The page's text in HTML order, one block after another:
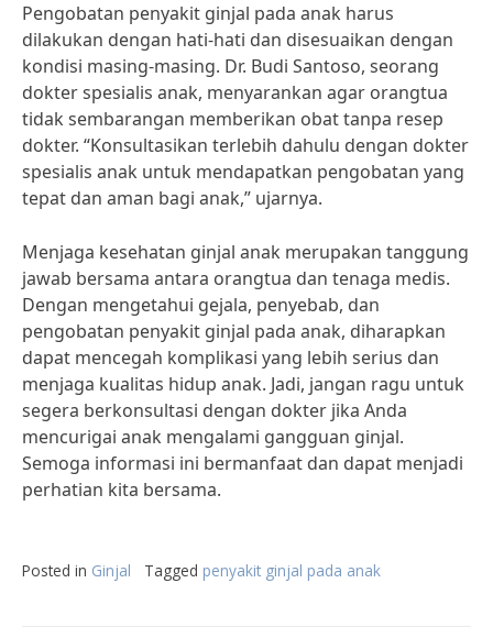
Pengobatan penyakit ginjal pada anak harus
dilakukan dengan hati-hati dan disesuaikan dengan
kondisi masing-masing. Dr. Budi Santoso, seorang
dokter spesialis anak, menyarankan agar orangtua
tidak sembarangan memberikan obat tanpa resep
dokter. “Konsultasikan terlebih dahulu dengan dokter
spesialis anak untuk mendapatkan pengobatan yang
tepat dan aman bagi anak,” ujarnya.
Menjaga kesehatan ginjal anak merupakan tanggung
jawab bersama antara orangtua dan tenaga medis.
Dengan mengetahui gejala, penyebab, dan
pengobatan penyakit ginjal pada anak, diharapkan
dapat mencegah komplikasi yang lebih serius dan
menjaga kualitas hidup anak. Jadi, jangan ragu untuk
segera berkonsultasi dengan dokter jika Anda
mencurigai anak mengalami gangguan ginjal.
Semoga informasi ini bermanfaat dan dapat menjadi
perhatian kita bersama.
Posted in Ginjal Tagged penyakit ginjal pada anak